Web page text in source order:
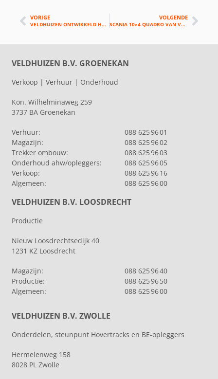
VORIGE
VELDHUIZEN ONTWIKKELD HYDRO WSG
VOLGENDE
SCANIA 10×4 QUADRO VAN VELDHUIZEN
VELDHUIZEN B.V. GROENEKAN
Verkoop | Verhuur | Onderhoud
Kon. Wilhelminaweg 259
3737 BA Groenekan
Verhuur:
088 625 96 01
Magazijn:
088 625 96 02
Trekker ombouw:
088 625 96 03
Onderhoud ahw/opleggers:
088 625 96 05
Verkoop:
088 625 96 16
Algemeen:
088 625 96 00
VELDHUIZEN B.V. LOOSDRECHT
Productie
Nieuw Loosdrechtsedijk 40
1231 KZ Loosdrecht
Magazijn:
088 625 96 40
Productie:
088 625 96 50
Algemeen:
088 625 96 00
VELDHUIZEN B.V. ZWOLLE
Onderdelen, steunpunt Hovertracks en BE-opleggers
Hermelenweg 158
8028 PL Zwolle